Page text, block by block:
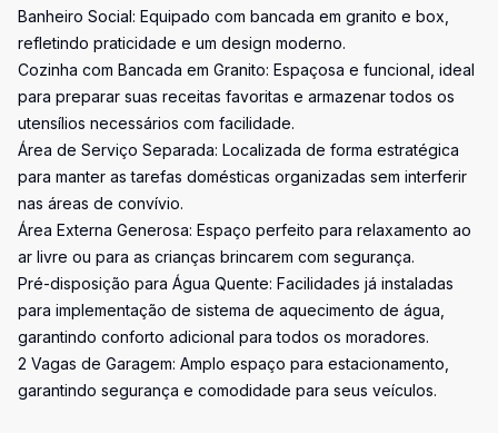
Banheiro Social: Equipado com bancada em granito e box,
refletindo praticidade e um design moderno.
Cozinha com Bancada em Granito: Espaçosa e funcional, ideal
para preparar suas receitas favoritas e armazenar todos os
utensílios necessários com facilidade.
Área de Serviço Separada: Localizada de forma estratégica
para manter as tarefas domésticas organizadas sem interferir
nas áreas de convívio.
Área Externa Generosa: Espaço perfeito para relaxamento ao
ar livre ou para as crianças brincarem com segurança.
Pré-disposição para Água Quente: Facilidades já instaladas
para implementação de sistema de aquecimento de água,
garantindo conforto adicional para todos os moradores.
2 Vagas de Garagem: Amplo espaço para estacionamento,
garantindo segurança e comodidade para seus veículos.